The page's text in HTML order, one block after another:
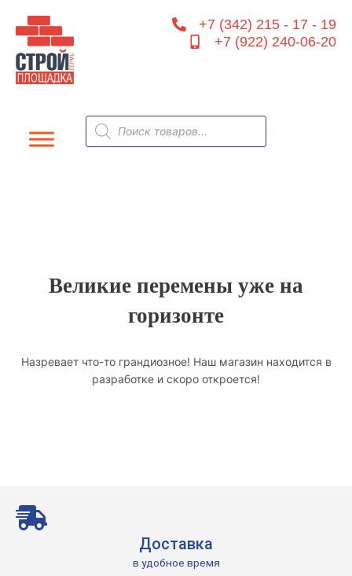
содержимому
+7 (342) 215 - 17 - 19
+7 (922) 240-06-20
Поиск
товаров
Великие перемены уже на
горизонте
Назревает что-то грандиозное! Наш магазин находится в
разработке и скоро откроется!
Доставка
в удобное время